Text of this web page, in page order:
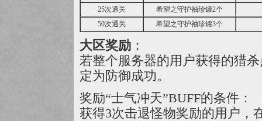
25次通关
希望之守护袖珍罐2个
50次通关
希望之守护袖珍罐3个
大区奖励 ：
若整个服务器的用户获得的猎
定为防御成功。
奖励“士气冲天”BUFF的条件：
获得3次击退怪物奖励的用户，